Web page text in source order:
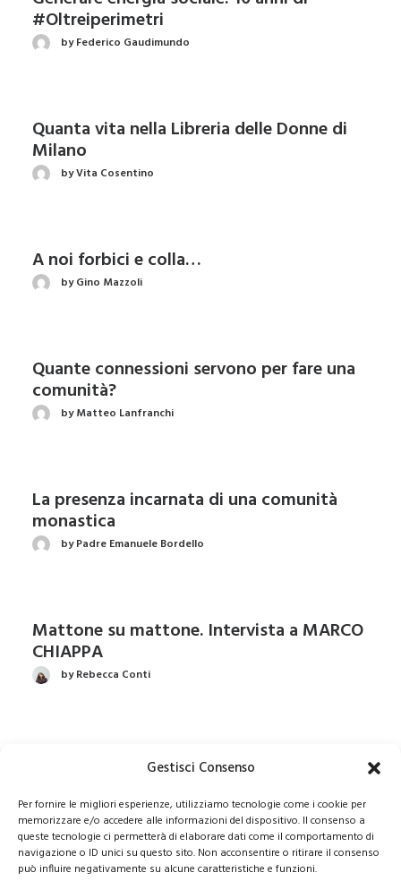
Gestisci Consenso
Per fornire le migliori esperienze, utilizziamo tecnologie come i cookie per
memorizzare e/o accedere alle informazioni del dispositivo. Il consenso a
queste tecnologie ci permetterà di elaborare dati come il comportamento di
navigazione o ID unici su questo sito. Non acconsentire o ritirare il consenso
può influire negativamente su alcune caratteristiche e funzioni.
#Oltreiperimetri
by Federico Gaudimundo
Quanta vita nella Libreria delle Donne di
Milano
by Vita Cosentino
A noi forbici e colla…
by Gino Mazzoli
Quante connessioni servono per fare una
comunità?
by Matteo Lanfranchi
La presenza incarnata di una comunità
monastica
by Padre Emanuele Bordello
Mattone su mattone. Intervista a MARCO
CHIAPPA
by Rebecca Conti
L’anima del CAI anche in futuro. Intervista
by Paola Navotti